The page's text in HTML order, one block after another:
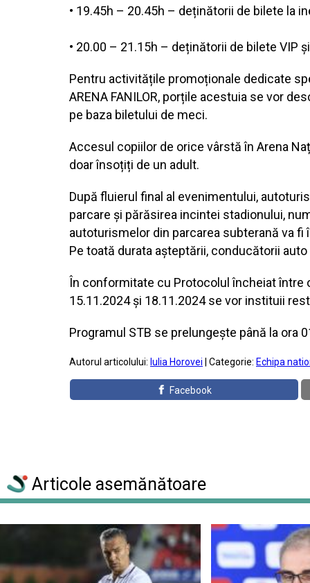
• 19.45h – 20.45h – deținătorii de bilete la
• 20.00 – 21.15h – deținătorii de bilete VIP și
Pentru activitățile promoționale dedicate
ARENA FANILOR, porțile acestuia se vor
pe baza biletului de meci.
Accesul copiilor de orice vârstă în Arena
doar însoțiți de un adult.
După fluierul final al evenimentului,
parcare și părăsirea incintei stadionului,
autoturismelor din parcarea subterană va
Pe toată durata așteptării, conducătorii
În conformitate cu Protocolul încheiat între
15.11.2024 și 18.11.2024 se vor instituii
Programul STB se prelungește până la ora
Autorul articolului: Iulia Horovei | Categorie: Echipa
Facebook
Articole asemănătoare